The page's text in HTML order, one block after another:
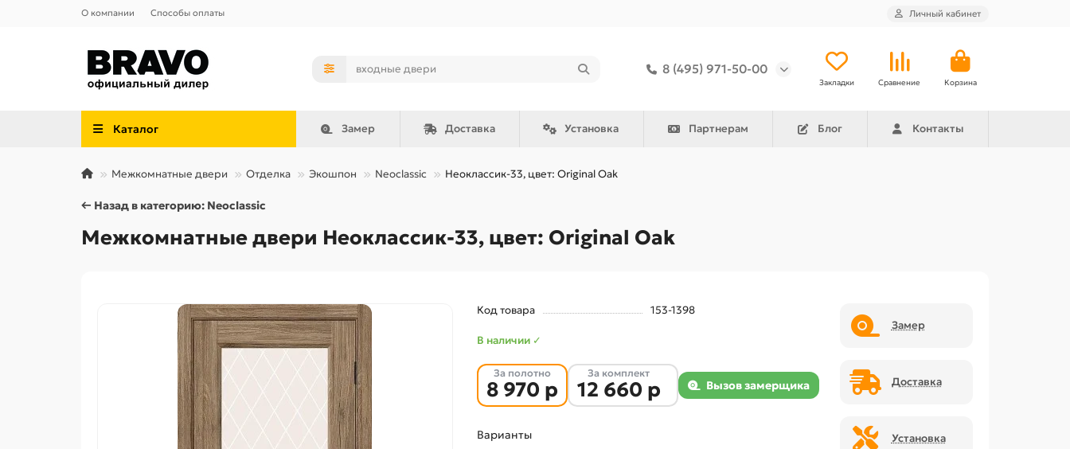
О компании Способы оплаты Личный кабинет
8 (495) 971-50-00
Закладки Сравнение Корзина
Каталог Замер Доставка Установка Партнерам Блог Контакты
Межкомнатные двери Отделка Экошпон Neoclassic Неоклассик-33, цвет: Original Oak
← Назад в категорию: Neoclassic
Межкомнатные двери Неоклассик-33, цвет: Original Oak
Код товара 153-1398
В наличии ✓
За полотно
8 970 р
За комплект
12 660 р Вызов замерщика
Варианты
Замер
Доставка
Установка